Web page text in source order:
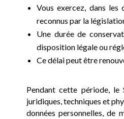
Vous exercez, dans
reconnus par la
Une durée de
disposition légale ou
Ce délai peut être
Pendant cette période, le
juridiques, techniques et
données personnelles, de